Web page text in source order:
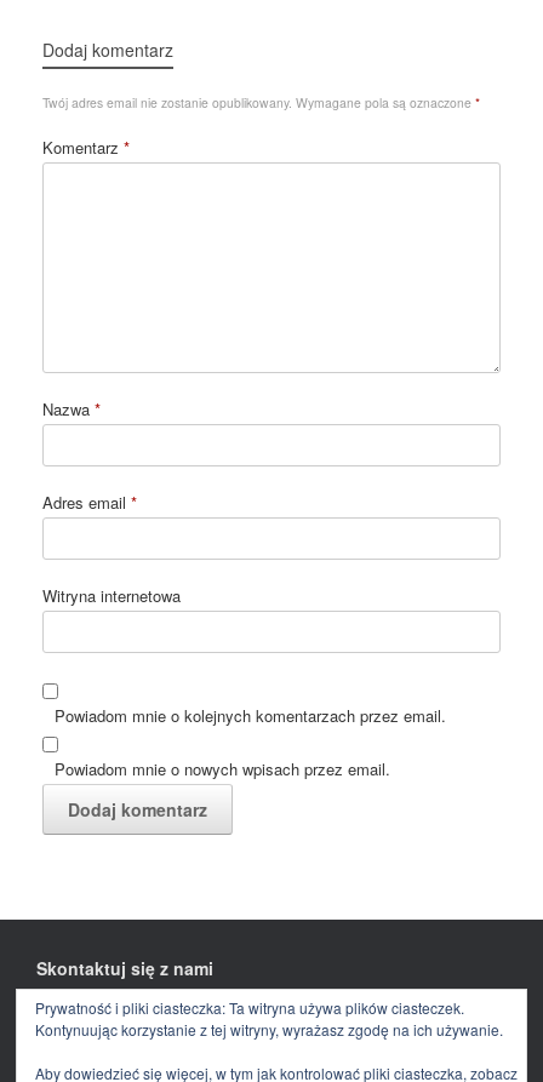
Dodaj komentarz
Twój adres email nie zostanie opublikowany. Wymagane pola są oznaczone *
Komentarz *
Nazwa *
Adres email *
Witryna internetowa
Powiadom mnie o kolejnych komentarzach przez email.
Powiadom mnie o nowych wpisach przez email.
Skontaktuj się z nami
FacebookE-
mail
Prywatność i pliki ciasteczka: Ta witryna używa plików ciasteczek.
Kontynuując korzystanie z tej witryny, wyrażasz zgodę na ich używanie.
Aby dowiedzieć się więcej, w tym jak kontrolować pliki ciasteczka, zobacz